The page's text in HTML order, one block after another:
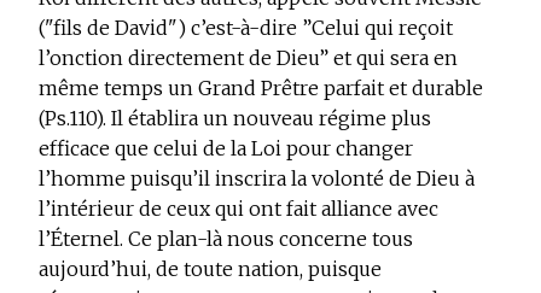
("fils de David") c’est-à-dire ”Celui qui reçoit
l’onction directement de Dieu” et qui sera en
même temps un Grand Prêtre parfait et durable
(Ps.110). Il établira un nouveau régime plus
efficace que celui de la Loi pour changer
l’homme puisqu’il inscrira la volonté de Dieu à
l’intérieur de ceux qui ont fait alliance avec
l’Éternel. Ce plan-là nous concerne tous
aujourd’hui, de toute nation, puisque